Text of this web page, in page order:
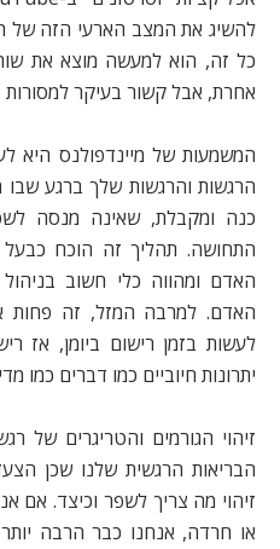
להשיג את המצב הארעי הזה של
כל זה, הוא למעשה מוצא את
אחרת, אבל קשור בעיקר למסורות
המשמעות של מיינדפולנס היא
הרגשות והרגשות שלך ברגע
כנה ומקבלת, שאינה מנסה
התחושה. תהליך זה הוכח
האדם ומהווה כלי חשוב
האדם. למרבה המזל, זה פחות
לעשות בזמן רישום ביומן, אז
יתרונות חיוביים כמו דברים כמו
זיהוי הגורמים והטריגרים של
הבריאות הרגשית שלנו שכן
זיהוי מה צריך לשפר וכיצד. אם
או חרדה, אנחנו כבר הרבה